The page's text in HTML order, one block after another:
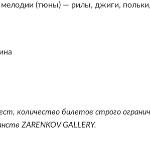
(тюны) — рилы, джиги,
количество билетов строго
ZARENKOV GALLERY.